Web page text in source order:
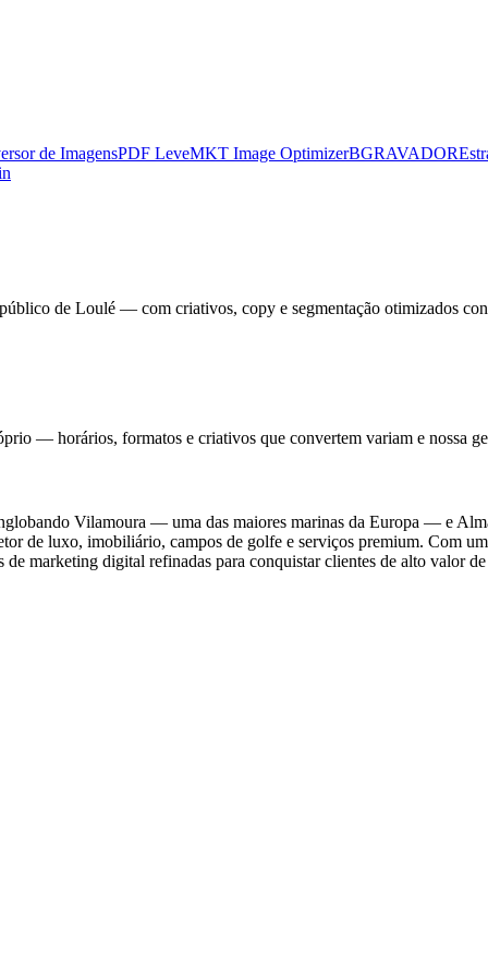
de ImagensPDF LeveMKT Image OptimizerBGRAVADOR
de Loulé — com criativos, copy e segmentação otimizados
— horários, formatos e criativos que convertem variam e nossa
Vilamoura — uma das maiores marinas da Europa — e
de luxo, imobiliário, campos de golfe e serviços premium. Com
de marketing digital refinadas para conquistar clientes de alto valor